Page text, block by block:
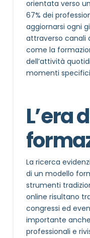
orientata verso
67% dei
aggiornarsi ogni
attraverso canali
come la
dell’attività
momenti specifici
L’era
La ricerca
di un modello
strumenti
online risultano
congressi ed
importante
professionali e